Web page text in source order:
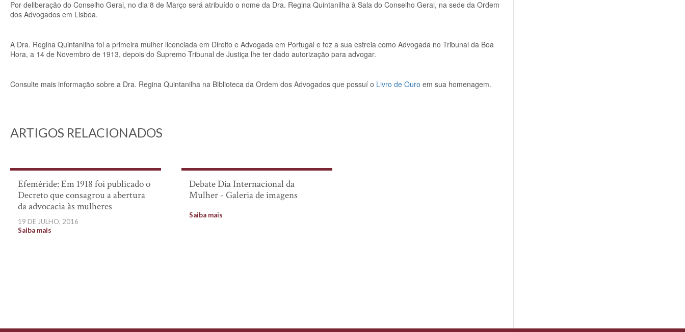
Por deliberação do Conselho Geral, no dia 8 de Março será atribuído o nome da Dra. Regina Quintanilha à Sala do Conselho Geral, na sede da Ordem
dos Advogados em Lisboa.
A Dra. Regina Quintanilha foi a primeira mulher licenciada em Direito e Advogada em Portugal e fez a sua estreia como Advogada no Tribunal da Boa
Hora, a 14 de Novembro de 1913, depois do Supremo Tribunal de Justiça lhe ter dado autorização para advogar.
Consulte mais informação sobre a Dra. Regina Quintanilha na Biblioteca da Ordem dos Advogados que possuí o Livro de Ouro em sua homenagem.
ARTIGOS RELACIONADOS
Efeméride: Em 1918 foi publicado o
Decreto que consagrou a abertura
da advocacia às mulheres
19 DE JULHO, 2016
Saiba mais
Debate Dia Internacional da
Mulher - Galeria de imagens
Saiba mais